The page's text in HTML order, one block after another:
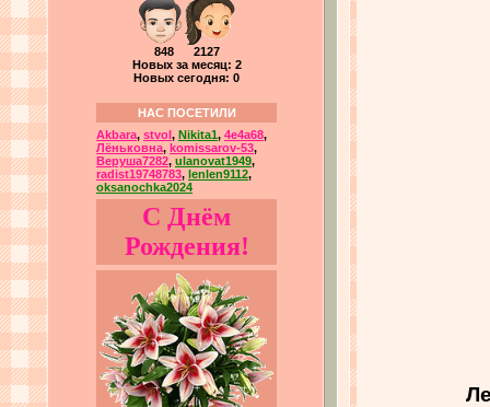
848 2127
Новых за месяц: 2
Новых сегодня: 0
НАС ПОСЕТИЛИ
Akbara, stvol , Nikita1, 4e4a68,
Лёньковна, komissarov-53,
Веруша7282, ulanovat1949,
radist19748783, lenlen9112,
oksanochka2024
С Днём
Рождения!